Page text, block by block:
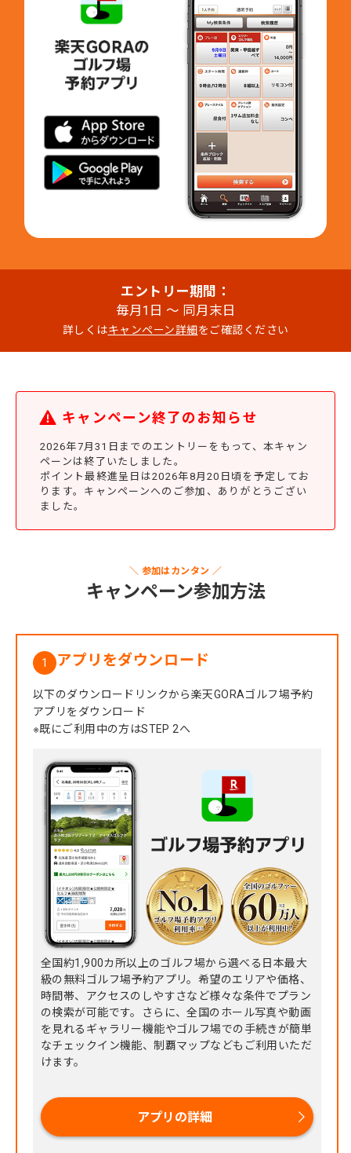
エントリー期間：
毎月1日 ～ 同月末日
詳しくはキャンペーン詳細をご確認ください
キャンペーン終了のお知らせ
2026年7月31日までのエントリーをもって、本キャン
ペーンは終了いたしました。
ポイント最終進呈日は2026年8月20日頃を予定してお
ります。キャンペーンへのご参加、ありがとうござい
ました。
＼ 参加はカンタン ／
キャンペーン参加方法
1 アプリをダウンロード
以下のダウンロードリンクから楽天GORAゴルフ場予約
アプリをダウンロード
※既にご利用中の方はSTEP 2へ
全国約1,900カ所以上のゴルフ場から選べる日本最大
級の無料ゴルフ場予約アプリ。希望のエリアや価格、
時間帯、アクセスのしやすさなど様々な条件でプラン
の検索が可能です。さらに、全国のホール写真や動画
を見れるギャラリー機能やゴルフ場での手続きが簡単
なチェックイン機能、制覇マップなどもご利用いただ
けます。
アプリの詳細